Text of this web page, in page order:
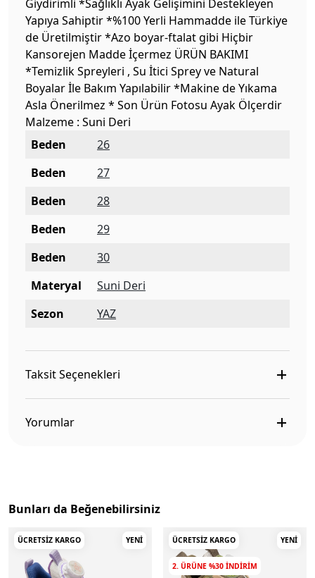
Giydirimli *Sağlıklı Ayak Gelişimini Destekleyen
Yapıya Sahiptir *%100 Yerli Hammadde ile Türkiye
de Üretilmiştir *Azo boyar-ftalat gibi Hiçbir
Kansorejen Madde İçermez ÜRÜN BAKIMI
*Temizlik Spreyleri , Su İtici Sprey ve Natural
Boyalar İle Bakım Yapılabilir *Makine de Yıkama
Asla Önerilmez * Son Ürün Fotosu Ayak Ölçerdir
Malzeme : Suni Deri
Beden
26
Beden
27
Beden
28
Beden
29
Beden
30
Materyal
Suni Deri
Sezon
YAZ
Taksit Seçenekleri
Yorumlar
Bunları da Beğenebilirsiniz
ÜCRETSIZ KARGO YENI ÜCRETSIZ KARGO YENI
2. ÜRÜNE %30 INDIRIM